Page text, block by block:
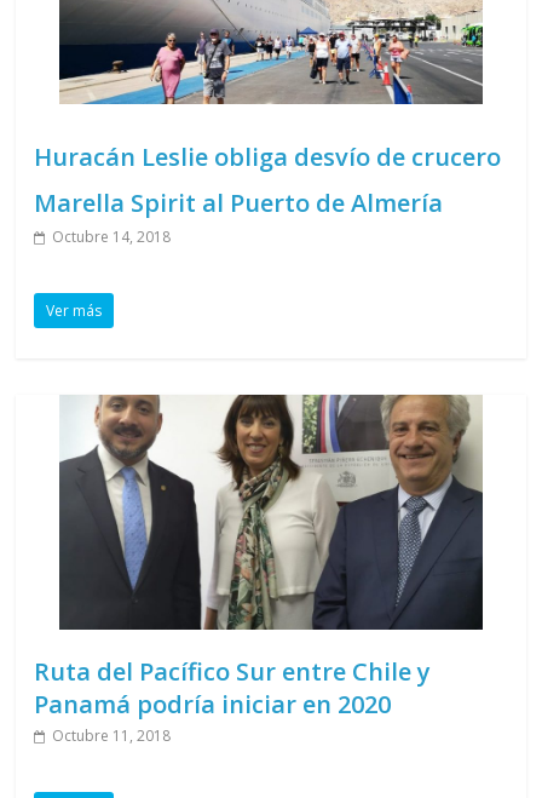
Huracán Leslie obliga desvío de crucero
Marella Spirit al Puerto de Almería
Octubre 14, 2018
Ver más
Ruta del Pacífico Sur entre Chile y
Panamá podría iniciar en 2020
Octubre 11, 2018